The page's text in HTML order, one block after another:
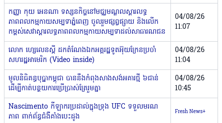
កញ្ញា កុយ អេនណា ទស្សនកិច្ចនៅមជ្ឈមណ្ឌលស្តារលទ្ធ
ភាពពលកម្មកាយសម្បទាភ្នំពេញ ចូលរួមផ្សព្វផ្សាយ និងលើក
កម្ពស់សេវាស្តារលទ្ធភាពពលកម្មកាយសម្បទាដល់សាធារណជន
04/08/26
11:07
លោក ហ្សេលេនស្គី ដកតំណែងឯកអគ្គរដ្ឋទូតអ៊ុយក្រែនប្រចាំ
សហរដ្ឋអាមេរិក (Video inside)
04/08/26
11:04
មូលនិធិគន្ធបុប្ផាកម្ពុជា បាននឹងកំពុងសាងសង់អគារថ្មី ៦ជាន់
ដើម្បីកាត់បន្ថយការប្រើប្រាស់គ្រែរួមគ្នា
04/08/26
10:45
Nascimento កីឡាករប្រដាល់ក្នុងទ្រុង UFC ទទួលមរណ
ភាព ពាក់ព័ន្ធជំងឺគាំងបេះដូង
Fresh News+